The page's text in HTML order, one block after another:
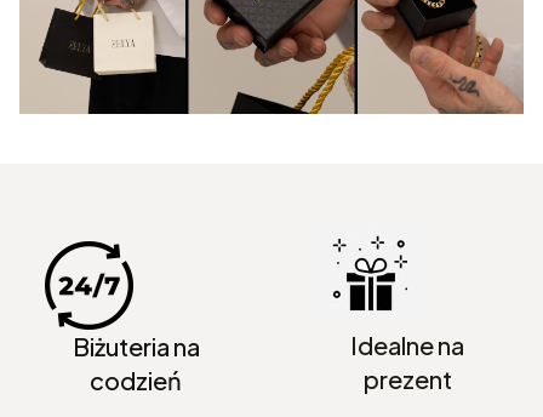
Biżuteria na
codzień
Idealne na
prezent